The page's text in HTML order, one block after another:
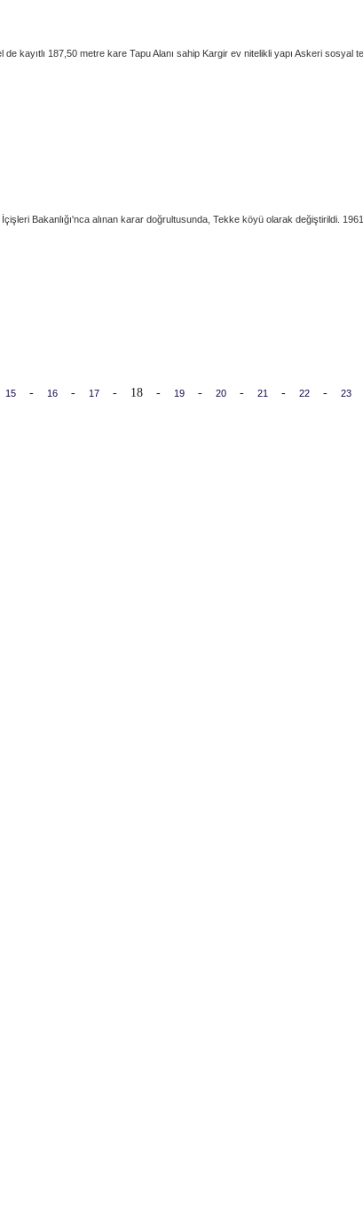
kayıtlı 187,50 metre kare Tapu Alanı sahip Kargir ev nitelikli yapı Askeri
Bakanlığı'nca alınan karar doğrultusunda, Tekke köyü olarak değiştirildi.
15 - 16 - 17 - 18 - 19 - 20 - 21 - 22 - 23